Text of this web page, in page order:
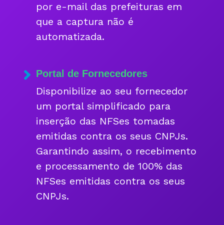
por e-mail das prefeituras em
que a captura não é
automatizada.
Portal de Fornecedores
Disponibilize ao seu fornecedor
um portal simplificado para
inserção das NFSes tomadas
emitidas contra os seus CNPJs.
Garantindo assim, o recebimento
e processamento de 100% das
NFSes emitidas contra os seus
CNPJs.